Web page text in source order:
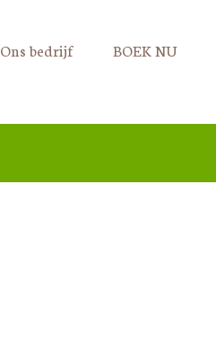
Ons bedrijf BOEK NU
N
RECEPTEN